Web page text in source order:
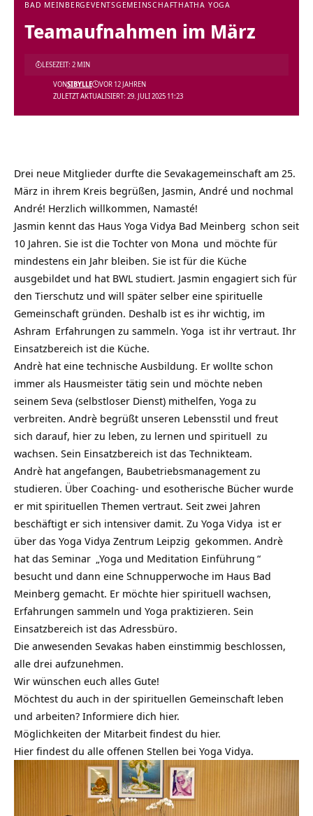
BAD MEINBERG EVENTSGEMEINSCHAFTHATHA YOGA
Teamaufnahmen im März
ZULETZT AKTUALISIERT: 29. JULI 2025 11:23
VONSIBYLLE VOR 12 JAHREN
LESEZEIT: 2 MIN
Drei neue Mitglieder durfte die Sevakagemeinschaft am 25.
März in ihrem Kreis begrüßen, Jasmin, André und nochmal
André! Herzlich willkommen, Namasté!
Jasmin kennt das Haus Yoga Vidya Bad Meinberg schon seit
10 Jahren. Sie ist die Tochter von Mona und möchte für
mindestens ein Jahr bleiben. Sie ist für die Küche
ausgebildet und hat BWL studiert. Jasmin engagiert sich für
den Tierschutz und will später selber eine spirituelle
Gemeinschaft gründen. Deshalb ist es ihr wichtig, im
Ashram Erfahrungen zu sammeln. Yoga ist ihr vertraut. Ihr
Einsatzbereich ist die Küche.
Andrè hat eine technische Ausbildung. Er wollte schon
immer als Hausmeister tätig sein und möchte neben
seinem Seva (selbstloser Dienst) mithelfen, Yoga zu
verbreiten. Andrè begrüßt unseren Lebensstil und freut
sich darauf, hier zu leben, zu lernen und spirituell zu
wachsen. Sein Einsatzbereich ist das Technikteam.
Andrè hat angefangen, Baubetriebsmanagement zu
studieren. Über Coaching- und esotherische Bücher wurde
er mit spirituellen Themen vertraut. Seit zwei Jahren
beschäftigt er sich intensiver damit. Zu Yoga Vidya ist er
über das Yoga Vidya Zentrum Leipzig gekommen. Andrè
hat das Seminar „Yoga und Meditation Einführung “
besucht und dann eine Schnupperwoche im Haus Bad
Meinberg gemacht. Er möchte hier spirituell wachsen,
Erfahrungen sammeln und Yoga praktizieren. Sein
Einsatzbereich ist das Adressbüro.
Die anwesenden Sevakas haben einstimmig beschlossen,
alle drei aufzunehmen.
Wir wünschen euch alles Gute!
Möchtest du auch in der spirituellen Gemeinschaft leben
und arbeiten? Informiere dich hier.
Möglichkeiten der Mitarbeit findest du hier.
Hier findest du alle offenen Stellen bei Yoga Vidya.